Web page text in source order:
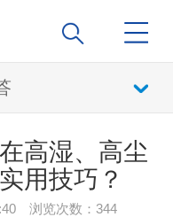
高湿、高尘
用技巧？
浏览次数：344